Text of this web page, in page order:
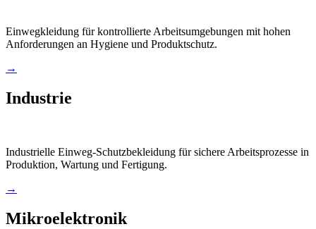
Einwegkleidung für kontrollierte Arbeitsumgebungen mit hohen
Anforderungen an Hygiene und Produktschutz.
→
Industrie
Industrielle Einweg-Schutzbekleidung für sichere Arbeitsprozesse in
Produktion, Wartung und Fertigung.
→
Mikroelektronik